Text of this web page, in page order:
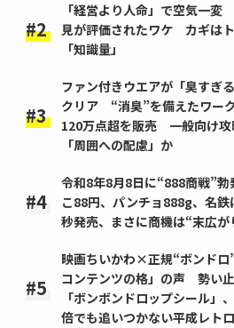
「経営より人命」で空気一
見が評価されたワケ カギは
「知識量」
ファン付きウエアが「臭すぎ
クリア “消臭”を備えたワーク
120万点超を販売 一般向け攻
「周囲への配慮」か
令和8年8月8日に“888商戦”
こ88円、パンチョ888g、名鉄
秒発売、まさに商機は“末広が
映画ちいかわ×正規“ボンドロ
コンテンツの格」の声 勢い
「ボンボンドロップシール」
倍でも追いつかない平成レト